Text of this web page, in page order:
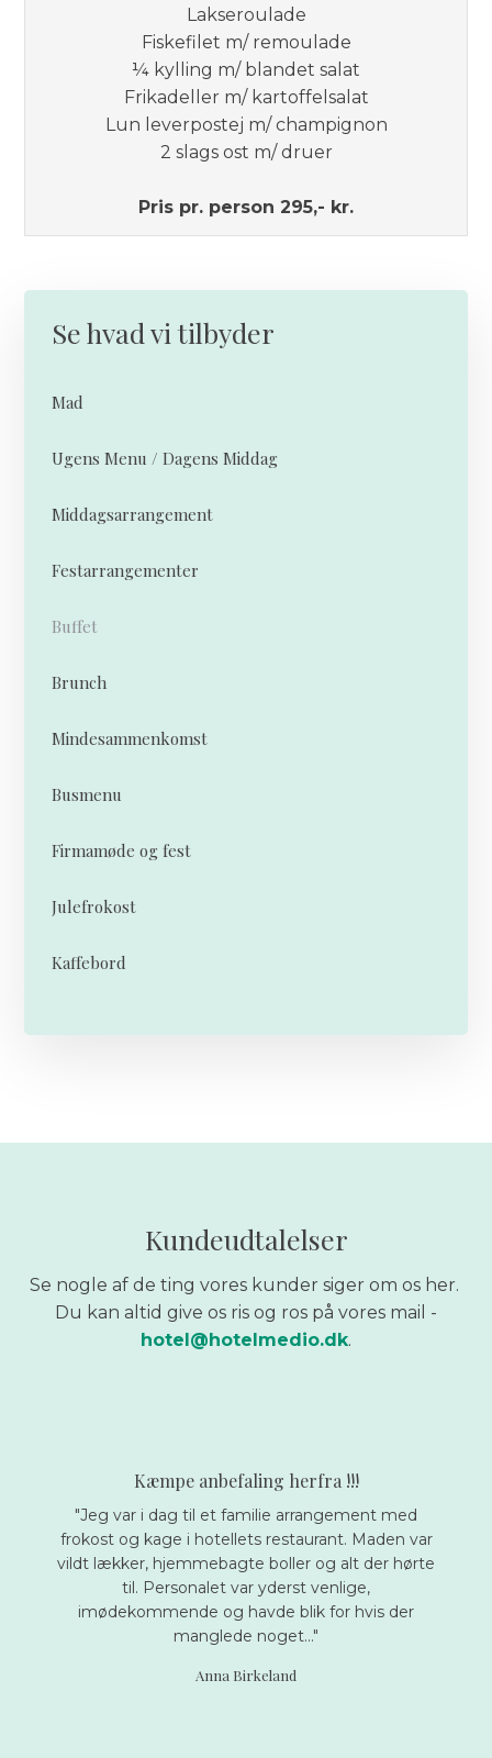
Lakseroulade
Fiskefilet m/ remoulade
¼ kylling m/ blandet salat
Frikadeller m/ kartoffelsalat
Lun leverpostej m/ champignon
2 slags ost m/ druer
Pris pr. person 295,- kr.
Se hvad vi tilbyder
Mad
Ugens Menu / Dagens Middag
Middagsarrangement
Festarrangementer
Buffet
Brunch
Mindesammenkomst
Busmenu
Firmamøde og fest
Julefrokost
Kaffebord
Kundeudtalelser
Se nogle af de ting vores kunder siger om os her.
Du kan altid give os ris og ros på vores mail -
hotel@hotelmedio.dk​.
Kæmpe anbefa​ling herfra !!!
"Jeg var i dag til et familie arrangement med
frokost og kage i hotellets restaurant. Maden var
vildt lækker, hjemmebagte boller og alt der hørte
til. Personalet var yderst venlige,
imødekommende og havde blik for hvis der
manglede noget..."
Anna Birkeland